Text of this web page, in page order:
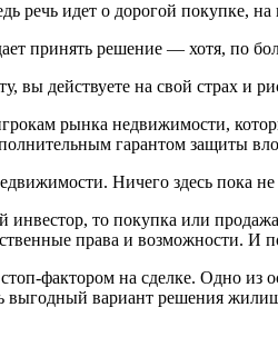
речь идет о дорогой покупке,
принять решение — хотя, по
вы действуете на свой страх и
рынка недвижимости,
гарантом защиты
Ничего здесь пока
то покупка или
права и возможности. И
фактором на сделке. Одно из
выгодный вариант решения